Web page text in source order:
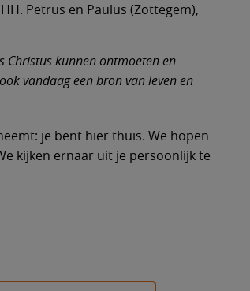
ontdekken
een
reeks
vieringen
...
en
Petrus en Paulus (Zottegem),
Christus kunnen ontmoeten en
vandaag een bron van leven en
je bent hier thuis. We hopen
kijken ernaar uit je persoonlijk te